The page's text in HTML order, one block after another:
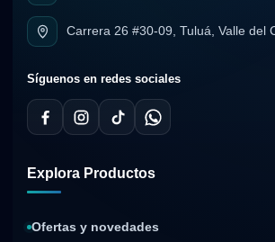
Carrera 26 #30-09, Tuluá, Valle del
Síguenos en redes sociales
Explora Productos
Ofertas y novedades